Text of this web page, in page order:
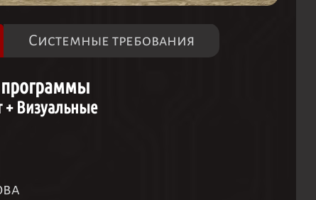
Системные требования
+ Визуальные